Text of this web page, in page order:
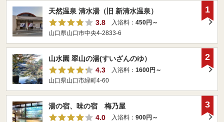
天然温泉 清水湯（旧 新清水温泉）
3.8
入浴料： 450円～
山口県山口市中央4-2833-6
1
山水園 翠山の湯(すいざんのゆ）
4.3
入浴料： 1600円～
山口県山口市緑町4-60
2
湯の宿、味の宿 梅乃屋
4.0
入浴料： 900円～
3